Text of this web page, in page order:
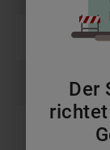
Siebart
Siebbreite
Sieblänge
Der